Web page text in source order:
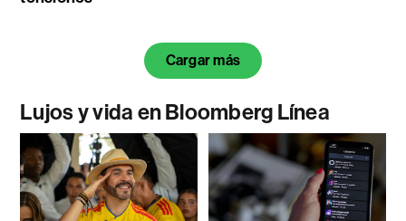
Cargar más
Lujos y vida en Bloomberg Línea